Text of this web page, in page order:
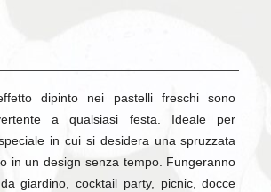
dipinto nei pastelli freschi sono
a qualsiasi festa. Ideale per
in cui si desidera una spruzzata
in un design senza tempo. Fungeranno
giardino, cocktail party, picnic, docce